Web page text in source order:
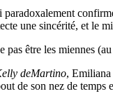
une sincérité, et le
pas être les miennes
deMartino, Emiliana
de son nez de temps